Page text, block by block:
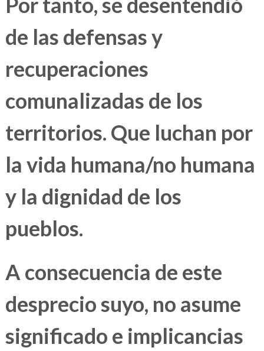
de las defensas y
recuperaciones
comunalizadas de los
territorios. Que luchan por
la vida humana/no humana
y la dignidad de los
pueblos.
A consecuencia de este
desprecio suyo, no asume
significado e implicancias